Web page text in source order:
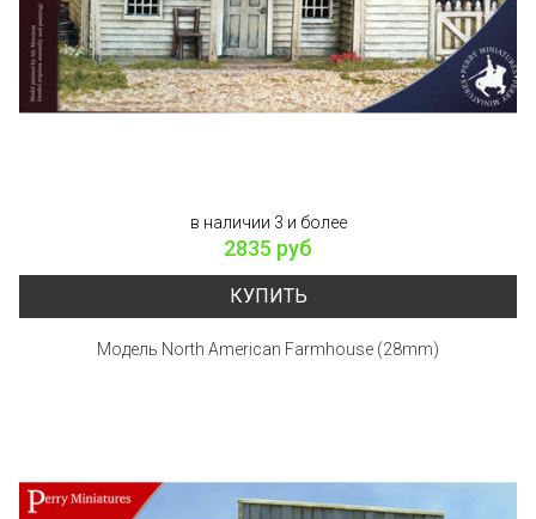
в наличии 3 и более
2835 руб
КУПИТЬ
Модель North American Farmhouse (28mm)